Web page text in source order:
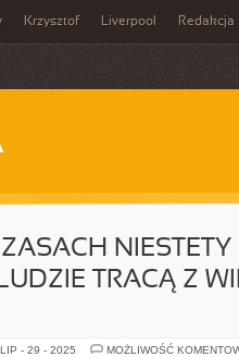
Krzysztof Liverpool Redakcja
NIESTETY
TRACĄ Z
- 29 - 2025 MOŻLIWOŚĆ